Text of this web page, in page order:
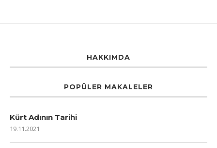
HAKKIMDA
POPÜLER MAKALELER
Kürt Adının Tarihi
19.11.2021